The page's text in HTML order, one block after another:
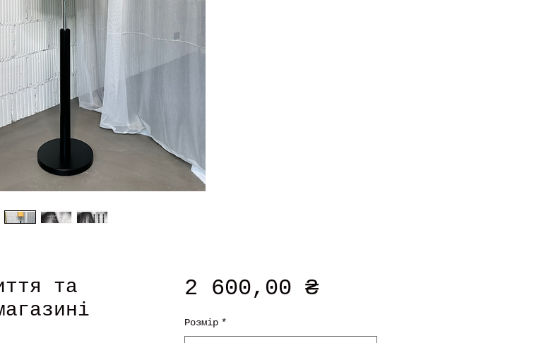
та
2 600,00 ₴Ціна
Розмір *